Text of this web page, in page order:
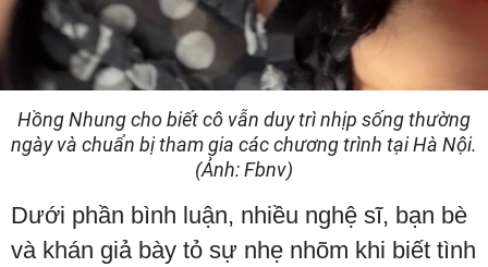
Hồng Nhung cho biết cô vẫn duy trì nhịp sống thường
ngày và chuẩn bị tham gia các chương trình tại Hà Nội.
(Ảnh: Fbnv)
Dưới phần bình luận, nhiều nghệ sĩ, bạn bè
và khán giả bày tỏ sự nhẹ nhõm khi biết tình